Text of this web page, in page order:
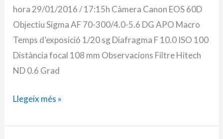
hora 29/01/2016 / 17:15h Càmera Canon EOS 60D
Objectiu Sigma AF 70-300/4.0-5.6 DG APO Macro
Temps d’exposició 1/20 sg Diafragma F 10.0 ISO 100
Distància focal 108 mm Observacions Filtre Hitech
ND 0.6 Grad
Llegeix més »